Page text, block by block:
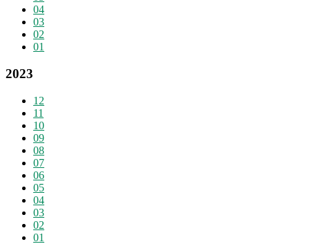
04
03
02
01
2023
12
11
10
09
08
07
06
05
04
03
02
01